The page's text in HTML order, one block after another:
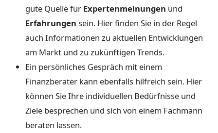
gute Quelle für Expertenmeinungen und
Erfahrungen sein. Hier finden Sie in der Regel
auch Informationen zu aktuellen Entwicklungen
am Markt und zu zukünftigen Trends.
Ein persönliches Gespräch mit einem
Finanzberater kann ebenfalls hilfreich sein. Hier
können Sie Ihre individuellen Bedürfnisse und
Ziele besprechen und sich von einem Fachmann
beraten lassen.